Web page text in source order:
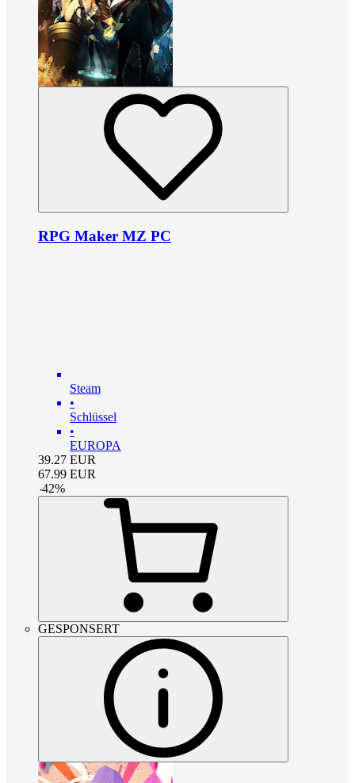
RPG Maker MZ PC
Steam
•
Schlüssel
•
EUROPA
39.27 EUR
67.99 EUR
-42%
GESPONSERT